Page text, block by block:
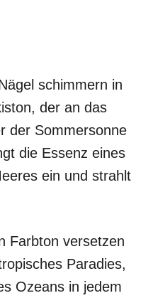
schimmern in
der an das
der Sommersonne
die Essenz eines
ein und strahlt
Farbton versetzen
Paradies,
Ozeans in jedem